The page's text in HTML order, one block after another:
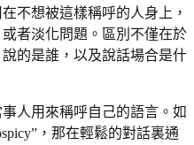
不想被這樣稱呼的人身上，
者淡化問題。區別不僅在於
的是誰，以及說話場合是什
人用來稱呼自己的語言。如
，那在輕鬆的對話裏通